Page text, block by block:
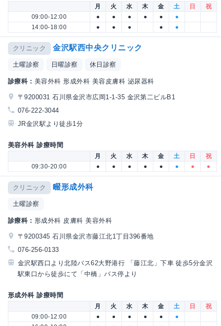
月 火 水 木 金 土 日
祝
09:00-12:00
● ● ● ● ●
●
14:00-18:00
● ● ● ● ●
クリニック 金沢駅西中央クリニック
土曜診察 日曜診察 休日診察
診療科： 美容外科 形成外科 美容皮膚科 泌尿器科
〒9200031 石川県金沢市広岡1-1-35 金沢第二ビルB1
076-222-3044
JR金沢駅より徒歩1分
美容外科 診療時間
月 火 水 木 金 土 日
祝
09:30-20:00
● ● ● ● ● ● ● ●
クリニック 畷形成外科
土曜診察
診療科： 形成外科 皮膚科 美容外科
〒9200345 石川県金沢市藤江北1丁目396番地
076-256-0133
金沢駅西口より北陸バス62大野港行 「藤江北」下車 徒歩5分金沢
駅東口から徒歩にて「中橋」バス停より
形成外科 診療時間
月 火 水 木 金 土 日
祝
09:00-12:00
● ● ● ● ●
●